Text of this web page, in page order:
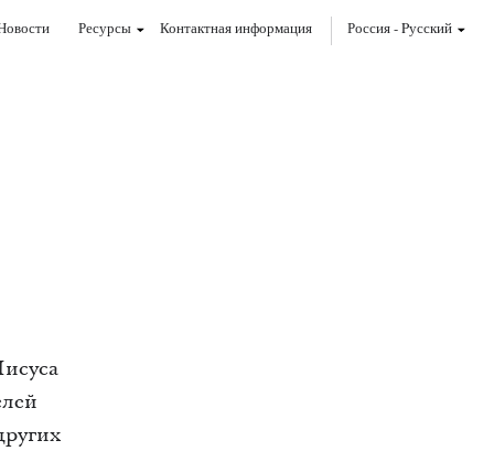
Ресурсы Контактная информация Россия-Pусский